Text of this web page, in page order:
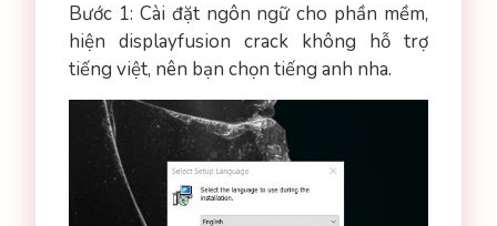
Bước 1: Cài đặt ngôn ngữ cho phần mềm,
hiện displayfusion crack không hỗ trợ
tiếng việt, nên bạn chọn tiếng anh nha.